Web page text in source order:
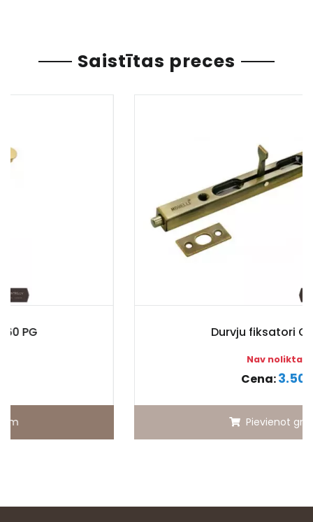
Saistītas preces
Durvju fiksatori OL 160 AB
Pievienot grozam